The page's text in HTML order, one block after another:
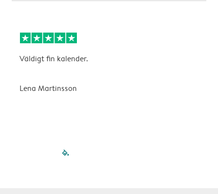
Väldigt fin kalender.
Lena Martinsson
filled-pagination